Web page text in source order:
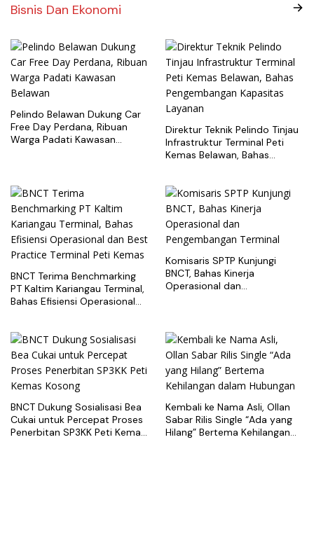
Bisnis Dan Ekonomi
Pelindo Belawan Dukung Car
Free Day Perdana, Ribuan
Warga Padati Kawasan
Direktur Teknik Pelindo Tinjau
Infrastruktur Terminal Peti
Kemas Belawan, Bahas
BNCT Terima Benchmarking
PT Kaltim Kariangau Terminal,
Bahas Efisiensi Operasional
Komisaris SPTP Kunjungi
BNCT, Bahas Kinerja
Operasional dan
BNCT Dukung Sosialisasi Bea
Cukai untuk Percepat Proses
Penerbitan SP3KK Peti Kemas
Kembali ke Nama Asli, Ollan
Sabar Rilis Single “Ada yang
Hilang” Bertema Kehilangan